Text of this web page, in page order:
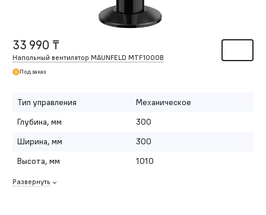
33 990 ₸
Напольный вентилятор MAUNFELD MTF1000B
Под заказ
Тип управления
Механическое
Глубина, мм
300
Ширина, мм
300
Высота, мм
1010
Развернуть